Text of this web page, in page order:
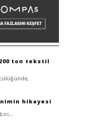
ton tekstil
hikayesi